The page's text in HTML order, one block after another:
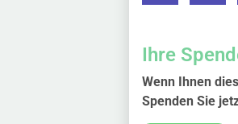
Ihre
Wenn Ihnen
Spenden Sie